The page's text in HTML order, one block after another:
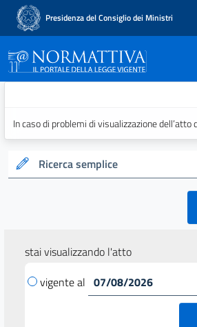
Presidenza del Consiglio dei Ministri
Normattiva - Il
In caso di problemi di visualizzazione dell’atto
Ricerca semplice
stai visualizzando l'atto
vigente al